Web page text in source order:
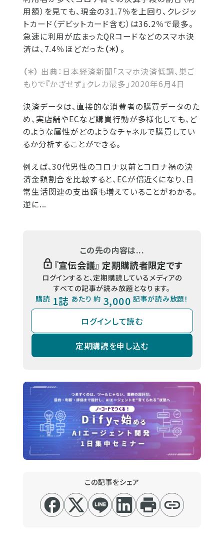
用額）を見ても、現金の31.7％を上回り、クレジッ
トカード（デビットカード含む）は36.2％で最多。
急速に利用が広まったQRコードなどのスマホ決
済は、7.4％ほどだった（＊） 。
（＊） 出典：日本経済新聞「スマホ決済低調、巣ご
もりで『かざせず』クレカ最多」2020年6月4日
決済データは、直接的な消費者の購買データのた
め、実店舗やECなど購買行動が多様化しても、ど
のような属性がどのようなチャネルで購買してい
るか分析することができる。
例えば、30代男性のコロナ以前とコロナ禍の決
済金額割合を比較すると、ECが倍近くになり、日
常生活関連の支出額も増えていることがわかる。
逆に...
この先の内容は...
『宣伝会議』 定期購読者限定です
ログインすると、定期購読しているメディアの
すべての記事が読み放題となります。
購読 1誌 あたり 約 3,000 記事が読み放題！
ログインして読む
定期購読を申し込む
この記事をシェア